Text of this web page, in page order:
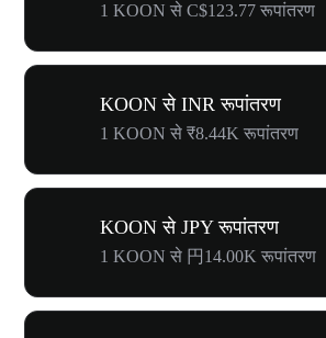
1 KOON से C$123.77 रूपांतरण
KOON से INR रूपांतरण
1 KOON से ₹8.44K रूपांतरण
KOON से JPY रूपांतरण
1 KOON से 円14.00K रूपांतरण